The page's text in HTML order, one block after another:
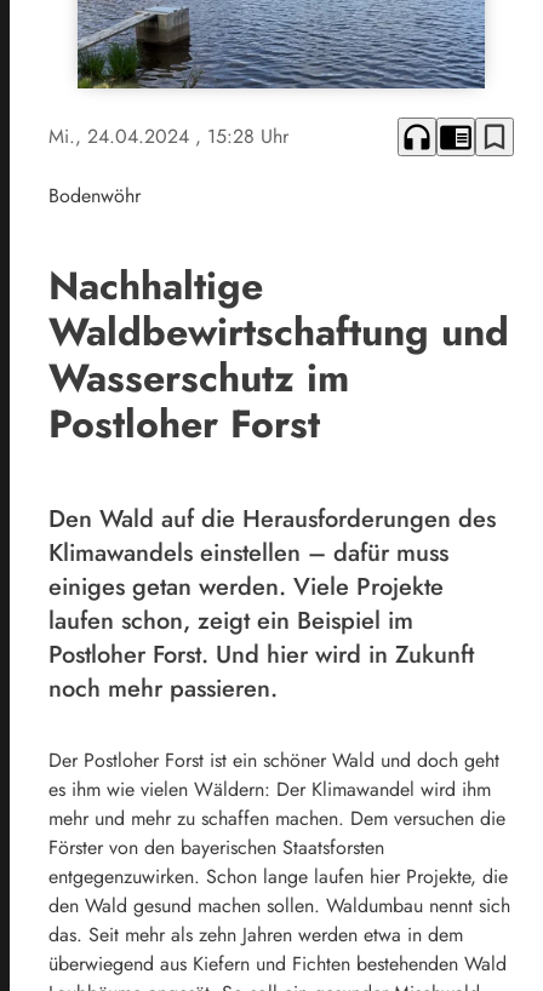
Mi., 24.04.2024 , 15:28 Uhr headphones chrome_reader_mode bookmark_border
Bodenwöhr
Nachhaltige
Waldbewirtschaftung und
Wasserschutz im
Postloher Forst
Den Wald auf die Herausforderungen des
Klimawandels einstellen – dafür muss
einiges getan werden. Viele Projekte
laufen schon, zeigt ein Beispiel im
Postloher Forst. Und hier wird in Zukunft
noch mehr passieren.
Der Postloher Forst ist ein schöner Wald und doch geht
es ihm wie vielen Wäldern: Der Klimawandel wird ihm
mehr und mehr zu schaffen machen. Dem versuchen die
Förster von den bayerischen Staatsforsten
entgegenzuwirken. Schon lange laufen hier Projekte, die
den Wald gesund machen sollen. Waldumbau nennt sich
das. Seit mehr als zehn Jahren werden etwa in dem
überwiegend aus Kiefern und Fichten bestehenden Wald